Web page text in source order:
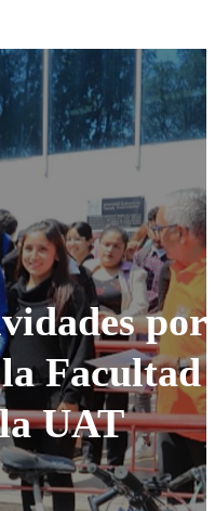
por
Facultad
UAT